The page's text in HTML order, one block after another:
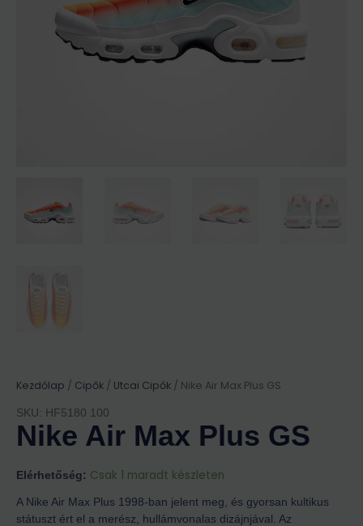
Kezdőlap / Cipők / Utcai Cipők / Nike Air Max Plus GS
SKU: HF5180 100
Nike Air Max Plus GS
Elérhetőség: Csak 1 maradt készleten
A Nike Air Max Plus 1998-ban jelent meg, és gyorsan kultikus
státuszt ért el a merész, hullámvonalas dizájnjával. Az